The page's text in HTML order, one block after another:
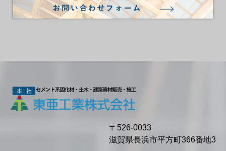
〒526-0033
滋賀県長浜市平方町366番地3